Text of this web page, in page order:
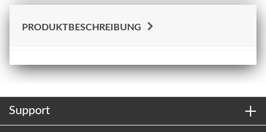
PRODUKTBESCHREIBUNG
Support